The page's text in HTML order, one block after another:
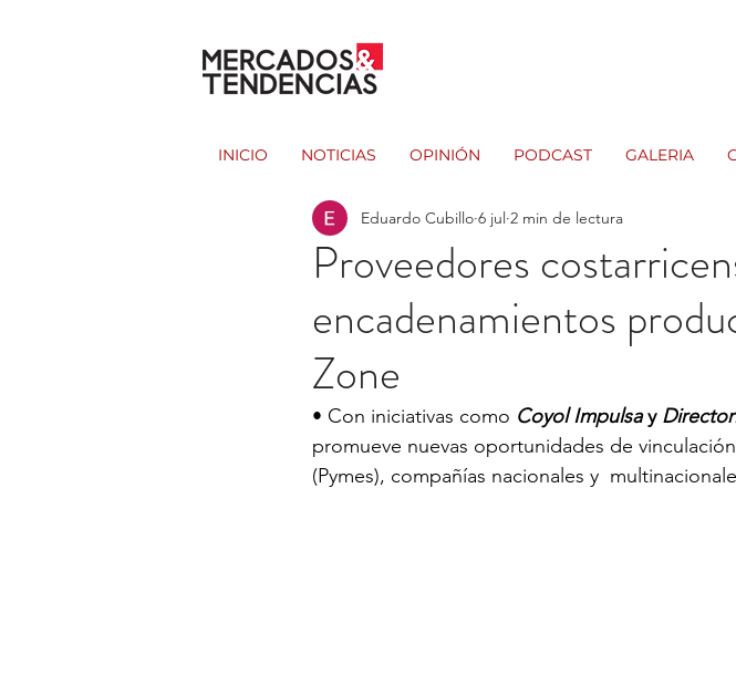
INICIO NOTICIAS OPINIÓN PODCAST GALERIA
Proveedores
encadenamientos
Zone
Eduardo Cubillo 6 jul 2 min de lectura
• Con iniciativas como Coyol Impulsa y
promueve nuevas oportunidades de
(Pymes), compañías nacionales y